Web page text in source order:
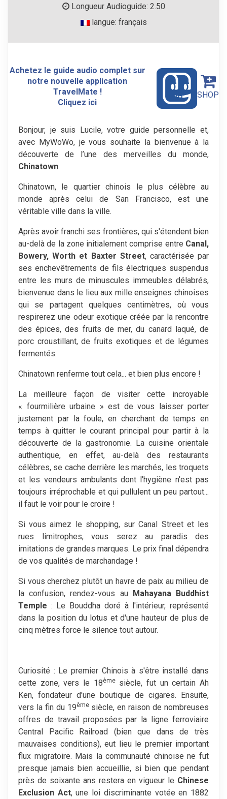
Longueur Audioguide: 2.50
langue: français
Achetez le guide audio complet sur
notre nouvelle application
TravelMate !
Cliquez ici
SHOP
Bonjour, je suis Lucile, votre guide personnelle et,
avec MyWoWo, je vous souhaite la bienvenue à la
découverte de l’une des merveilles du monde,
Chinatown.
Chinatown, le quartier chinois le plus célèbre au
monde après celui de San Francisco, est une
véritable ville dans la ville.
Après avoir franchi ses frontières, qui s'étendent bien
au-delà de la zone initialement comprise entre Canal,
Bowery, Worth et Baxter Street, caractérisée par
ses enchevêtrements de fils électriques suspendus
entre les murs de minuscules immeubles délabrés,
bienvenue dans le lieu aux mille enseignes chinoises
qui se partagent quelques centimètres, où vous
respirerez une odeur exotique créée par la rencontre
des épices, des fruits de mer, du canard laqué, de
porc croustillant, de fruits exotiques et de légumes
fermentés.
Chinatown renferme tout cela... et bien plus encore !
La meilleure façon de visiter cette incroyable
« fourmilière urbaine » est de vous laisser porter
justement par la foule, en cherchant de temps en
temps à quitter le courant principal pour partir à la
découverte de la gastronomie. La cuisine orientale
authentique, en effet, au-delà des restaurants
célèbres, se cache derrière les marchés, les troquets
et les vendeurs ambulants dont l'hygiène n'est pas
toujours irréprochable et qui pullulent un peu partout...
il faut le voir pour le croire !
Si vous aimez le shopping, sur Canal Street et les
rues limitrophes, vous serez au paradis des
imitations de grandes marques. Le prix final dépendra
de vos qualités de marchandage !
Si vous cherchez plutôt un havre de paix au milieu de
la confusion, rendez-vous au Mahayana Buddhist
Temple : Le Bouddha doré à l'intérieur, représenté
dans la position du lotus et d'une hauteur de plus de
cinq mètres force le silence tout autour.
Curiosité : Le premier Chinois à s'être installé dans
cette zone, vers le 18èmesiècle, fut un certain Ah
Ken, fondateur d'une boutique de cigares. Ensuite,
vers la fin du 19èmesiècle, en raison de nombreuses
offres de travail proposées par la ligne ferroviaire
Central Pacific Railroad (bien que dans de très
mauvaises conditions), eut lieu le premier important
flux migratoire. Mais la communauté chinoise ne fut
presque jamais bien accueillie, si bien que pendant
près de soixante ans restera en vigueur le Chinese
Exclusion Act, une loi discriminante votée en 1882